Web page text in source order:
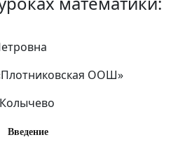
ООШ»
Введение